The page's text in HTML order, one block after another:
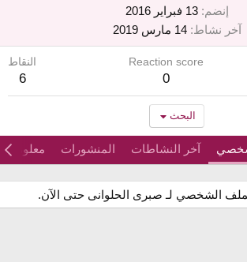
إنضم
13 فبراير 2016
آخر نشاط 14 مارس 2019
Reaction score
0
النقاط
6
البحث
آخر النشاطات المنشورات معلومات
الشخصي لـ صبرى الحلوانى حتى الآن.